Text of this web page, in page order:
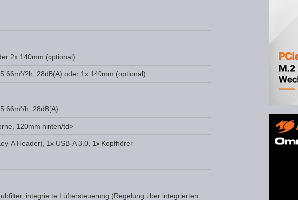
2x 140mm (optional)
?h, 28dB(A) oder 1x 140mm (optional)
h, 28dB(A)
120mm hinten/td>
A Header), 1x USB-A 3.0, 1x Kopfhörer
integrierte Lüftersteuerung (Regelung über integrierten